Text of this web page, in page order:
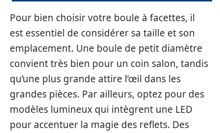
Pour bien choisir votre boule à facettes, il
est essentiel de considérer sa taille et son
emplacement. Une boule de petit diamètre
convient très bien pour un coin salon, tandis
qu’une plus grande attire l’œil dans les
grandes pièces. Par ailleurs, optez pour des
modèles lumineux qui intègrent une LED
pour accentuer la magie des reflets. Des